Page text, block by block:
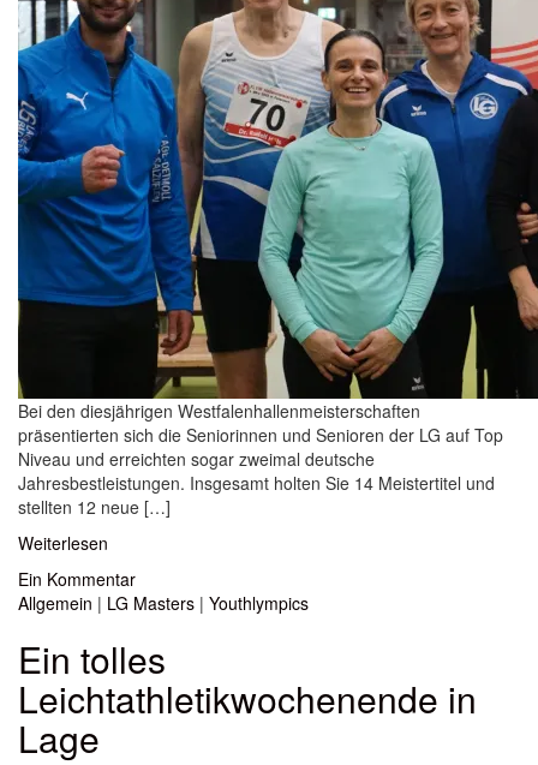
Bei den diesjährigen Westfalenhallenmeisterschaften
präsentierten sich die Seniorinnen und Senioren der LG auf Top
Niveau und erreichten sogar zweimal deutsche
Jahresbestleistungen. Insgesamt holten Sie 14 Meistertitel und
stellten 12 neue […]
Weiterlesen
Ein Kommentar
Allgemein | LG Masters | Youthlympics
Ein tolles
Leichtathletikwochenende in
Lage